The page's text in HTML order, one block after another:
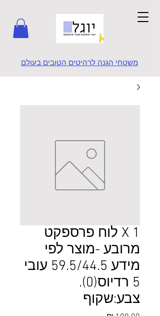
משטחי הגנה לרהיטים הטובים בעולם
1 X לוח פרספקט
מרובע -מוצר לפי
מידע 59.5/44.5 עובי
5 רדיוס(0).
צבע:שקוף